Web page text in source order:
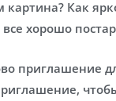
Как
хорошо
приглашение